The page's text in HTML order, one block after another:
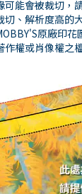
可能會被裁切，
切、解析度高的
原廠印花
作權或肖像權之